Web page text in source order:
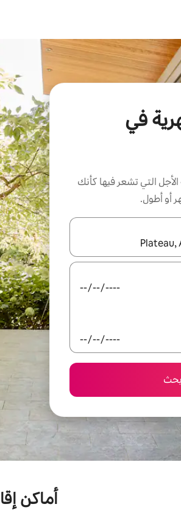
في
التي تشعر فيها كأنك
أو أطول.
السهمين لأعلى ولأسفل أو استكشف عن طريق
بحث
أماكن